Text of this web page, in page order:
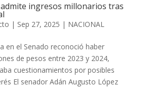
ingresos millonarios tras
| Sep 27, 2025 | NACIONAL
en el Senado reconoció haber
de pesos entre 2023 y 2024,
cuestionamientos por posibles
El senador Adán Augusto López